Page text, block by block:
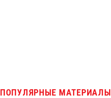
ПОПУЛЯРНЫЕ МАТЕРИАЛЫ